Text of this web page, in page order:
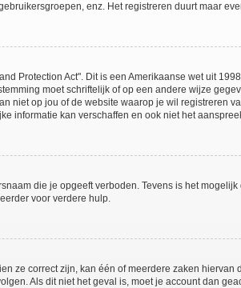
enz. Het registreren duurt maar
Protection Act". Dit is een Amerikaanse wet uit
moet schriftelijk of op een andere wijze
niet op jou of de website waarop je wil registreren
informatie kan verschaffen en ook niet het
die je opgeeft verboden. Tevens is het
voor verdere hulp.
ze correct zijn, kan één of meerdere zaken
Als dit niet het geval is, moet je account dan